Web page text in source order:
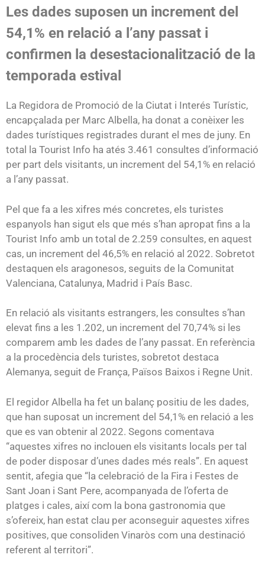
Les dades suposen un increment del
54,1% en relació a l’any passat i
confirmen la desestacionalització de la
temporada estival
La Regidora de Promoció de la Ciutat i Interés Turístic,
encapçalada per Marc Albella, ha donat a conèixer les
dades turístiques registrades durant el mes de juny. En
total la Tourist Info ha atés 3.461 consultes d’informació
per part dels visitants, un increment del 54,1% en relació
a l’any passat.
Pel que fa a les xifres més concretes, els turistes
espanyols han sigut els que més s’han apropat fins a la
Tourist Info amb un total de 2.259 consultes, en aquest
cas, un increment del 46,5% en relació al 2022. Sobretot
destaquen els aragonesos, seguits de la Comunitat
Valenciana, Catalunya, Madrid i País Basc.
En relació als visitants estrangers, les consultes s’han
elevat fins a les 1.202, un increment del 70,74% si les
comparem amb les dades de l’any passat. En referència
a la procedència dels turistes, sobretot destaca
Alemanya, seguit de França, Països Baixos i Regne Unit.
El regidor Albella ha fet un balanç positiu de les dades,
que han suposat un increment del 54,1% en relació a les
que es van obtenir al 2022. Segons comentava
“aquestes xifres no inclouen els visitants locals per tal
de poder disposar d’unes dades més reals”. En aquest
sentit, afegia que “la celebració de la Fira i Festes de
Sant Joan i Sant Pere, acompanyada de l’oferta de
platges i cales, així com la bona gastronomia que
s’ofereix, han estat clau per aconseguir aquestes xifres
positives, que consoliden Vinaròs com una destinació
referent al territori”.